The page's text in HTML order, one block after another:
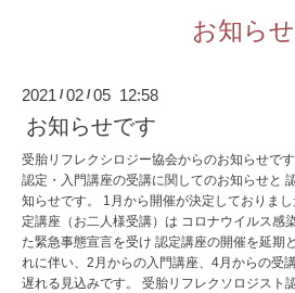
お知らせ
2021 /02 /05 12:58
お知らせです
受胎リフレクシロジー協会からのお知らせで
認定・入門講座の受講に関してのお知らせと
知らせです。 1月から開催が決定しておりま
定講座（お二人様受講）は コロナウイルス感
た緊急事態宣言を受け 認定講座の開催を延期
れに伴い、2月からの入門講座、4月からの受
遅れる見込みです。 受胎リフレクソロジスト